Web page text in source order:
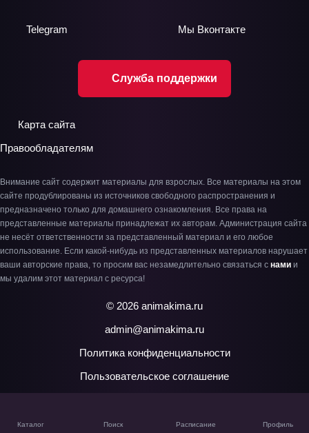
Каталог Поиск Расписание Профиль
Служба поддержки
Telegram Мы Вконтакте
Карта сайта
Правообладателям
Внимание сайт содержит материалы для взрослых. Все материалы на этом
сайте продублированы из источников свободного распространения и
предназначено только для домашнего ознакомления. Все права на
представленные материалы принадлежат их авторам. Администрация сайта
не несёт ответственности за представленный материал и его любое
использование. Если какой-нибудь из представленных материалов нарушает
ваши авторские права, то просим вас незамедлительно связаться с нами и
мы удалим этот материал с ресурса!
© 2026 animakima.ru
admin@animakima.ru
Политика конфиденциальности
Пользовательское соглашение